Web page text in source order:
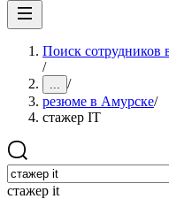
Поиск сотрудников
/
... /
резюме в Амурске/
стажер IT
стажер it